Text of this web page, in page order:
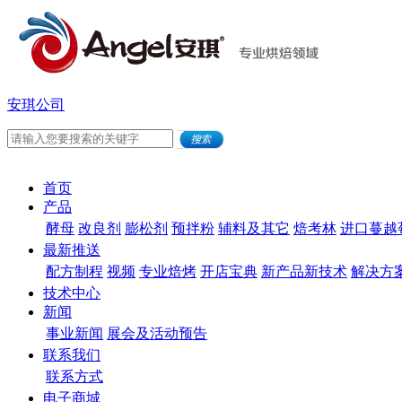
安琪公司
首页
产品
酵母 改良剂 膨松剂 预拌粉 辅料及其它 焙考林 进口蔓越
最新推送
配方制程 视频 专业焙烤 开店宝典 新产品新技术 解决方
技术中心
新闻
事业新闻 展会及活动预告
联系我们
联系方式
电子商城